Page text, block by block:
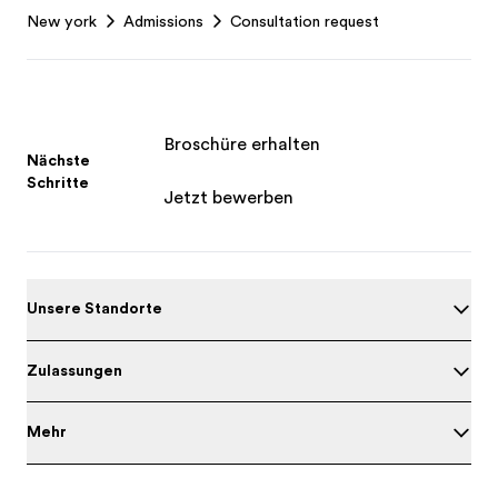
New york Admissions Consultation request
Nächste
Schritte
Broschüre erhalten
Jetzt bewerben
Unsere Standorte
Zulassungen
Mehr